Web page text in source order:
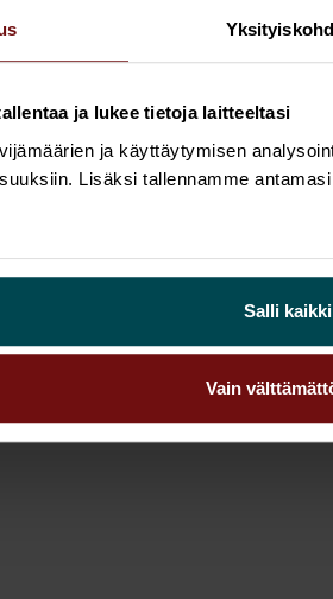
ja lukee tietoja laitteeltasi
ja käyttäytymisen
Lisäksi tallennamme
Salli kaikki
Vain